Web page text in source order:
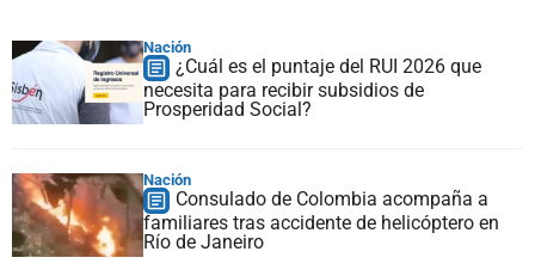
Nación
¿Cuál es el puntaje del RUI 2026 que
necesita para recibir subsidios de
Prosperidad Social?
Nación
Consulado de Colombia acompaña a
familiares tras accidente de helicóptero en
Río de Janeiro